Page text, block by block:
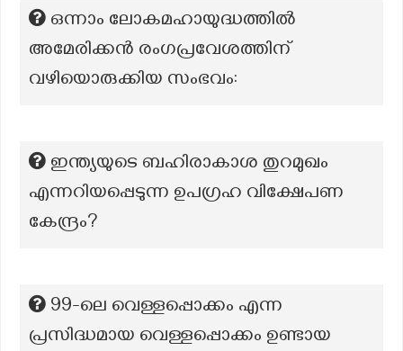
ഒന്നാം ലോകമഹായുദ്ധത്തിൽ
അമേരിക്കൻ രംഗപ്രവേശത്തിന്
വഴിയൊരുക്കിയ സംഭവം:
ഇന്ത്യയുടെ ബഹിരാകാശ തുറമുഖം
എന്നറിയപ്പെടുന്ന ഉപഗ്രഹ വിക്ഷേപണ
കേന്ദ്രം?
99-ലെ വെള്ളപ്പൊക്കം എന്ന
പ്രസിദ്ധമായ വെള്ളപ്പൊക്കം ഉണ്ടായ